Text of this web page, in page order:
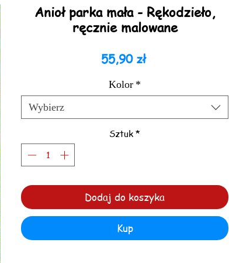
Anioł parka mała - Rękodzieło,
ręcznie malowane
55,90 złCena
Kolor *
Wybierz
Sztuk *
Dodaj do koszyka
Kup